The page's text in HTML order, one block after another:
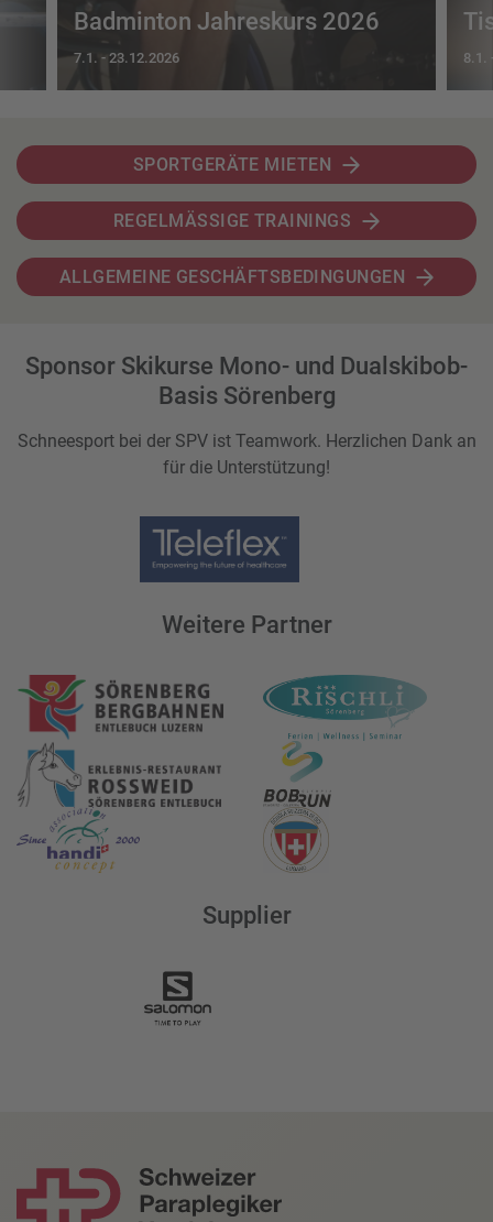
Badminton Jahreskurs 2026
7.1. - 23.12.2026 8.1.
SPORTGERÄTE MIETEN
REGELMÄSSIGE TRAININGS
ALLGEMEINE GESCHÄFTSBEDINGUNGEN
Sponsor Skikurse Mono- und Dualskibob-
Basis Sörenberg
Schneesport bei der SPV ist Teamwork. Herzlichen Dank an
für die Unterstützung!
Weitere Partner
Supplier